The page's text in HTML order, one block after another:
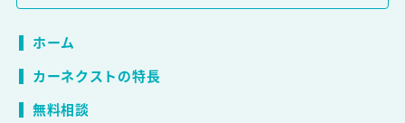
ホーム
カーネクストの特長
無料相談